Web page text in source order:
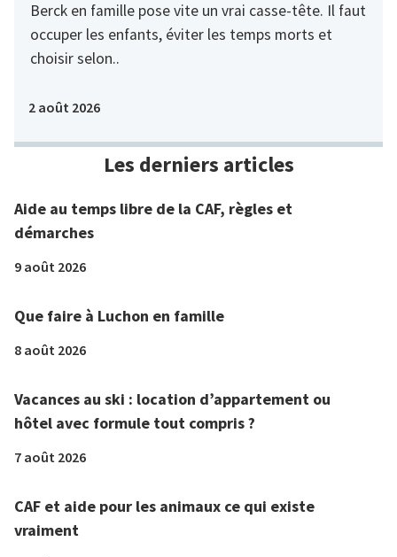
Berck en famille pose vite un vrai casse-tête. Il faut
occuper les enfants, éviter les temps morts et
choisir selon..
2 août 2026
Les derniers articles
Aide au temps libre de la CAF, règles et
démarches
9 août 2026
Que faire à Luchon en famille
8 août 2026
Vacances au ski : location d’appartement ou
hôtel avec formule tout compris ?
7 août 2026
CAF et aide pour les animaux ce qui existe
vraiment